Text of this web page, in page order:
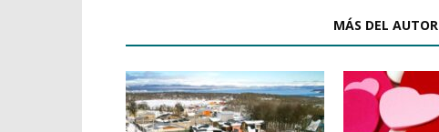
MÁS DEL AUTOR